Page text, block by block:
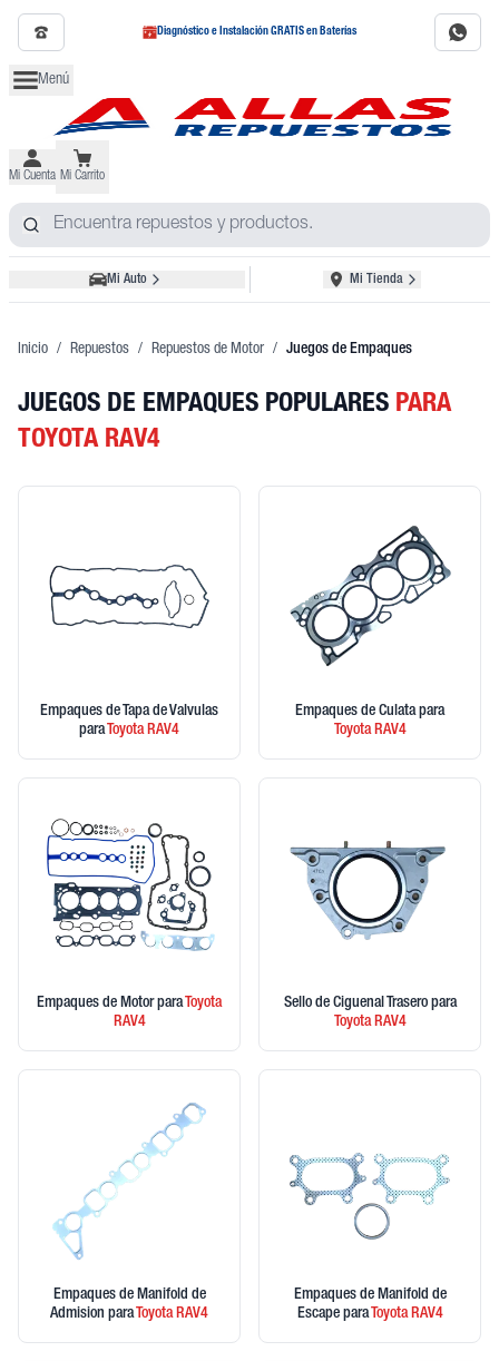
Diagnóstico e Instalación GRATIS en Baterías
Menú
Mi Cuenta Mi Carrito
Mi Auto Mi Tienda
Inicio / Repuestos / Repuestos de Motor / Juegos de Empaques
JUEGOS DE EMPAQUES POPULARES PARA
TOYOTA RAV4
Empaques de Tapa de Valvulas
para ToyotaRAV4
Empaques de Culata para
ToyotaRAV4
Empaques de Motor para Toyota
RAV4
Sello de Ciguenal Trasero para
ToyotaRAV4
Empaques de Manifold de
Admision para ToyotaRAV4
Empaques de Manifold de
Escape para ToyotaRAV4